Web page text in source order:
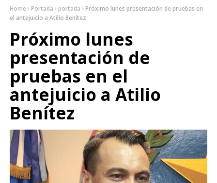
Home Portada portada
Próximo lunes presentación de pruebas en
el antejuicio a Atilio Benítez
Próximo lunes
presentación de
pruebas en el
antejuicio a Atilio
Benítez